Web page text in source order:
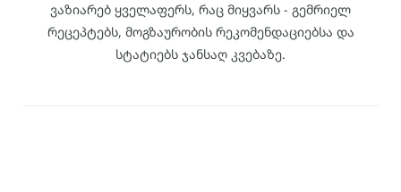
ვაზიარებ ყველაფერს, რაც მიყვარს - გემრიელ
რეცეპტებს, მოგზაურობის რეკომენდაციებსა და
სტატიებს ჯანსაღ კვებაზე.